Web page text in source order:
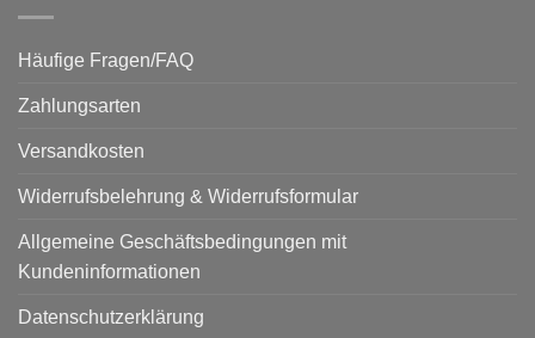
Häufige Fragen/FAQ
Zahlungsarten
Versandkosten
Widerrufsbelehrung & Widerrufsformular
Allgemeine Geschäftsbedingungen mit
Kundeninformationen
Datenschutzerklärung